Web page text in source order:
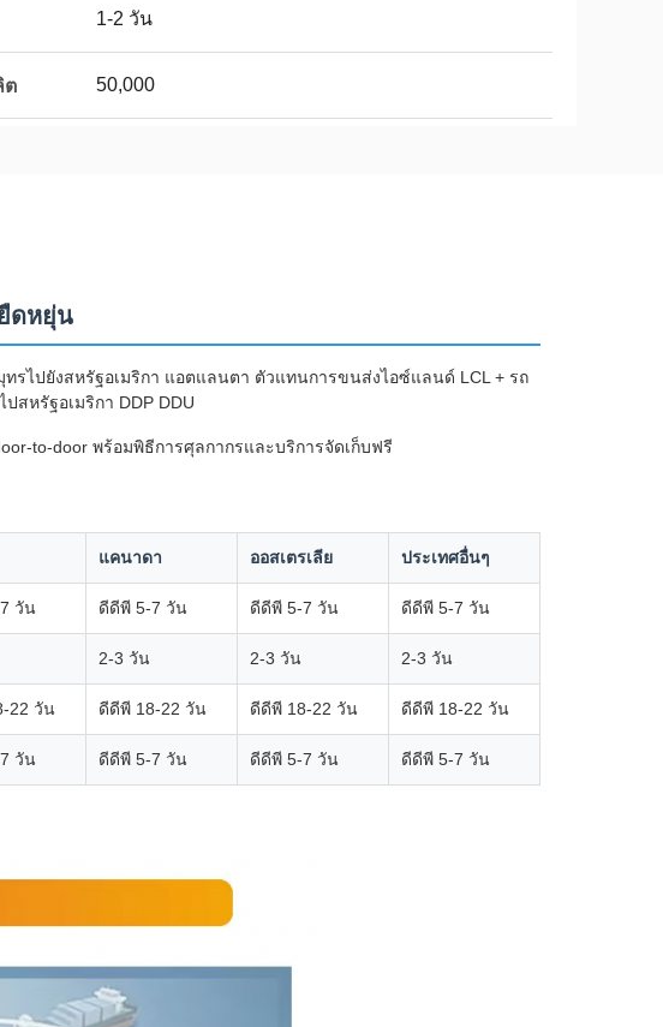
1-2 วัน
ต 50,000
ดหยุ่น
รไปยังสหรัฐอเมริกา แอตแลนตา ตัวแทนการขนส่งไอซ์แลนด์ LCL + รถ
สหรัฐอเมริกา DDP DDU
to-door พร้อมพิธีการศุลกากรและบริการจัดเก็บฟรี
แคนาดา ออสเตรเลีย ประเทศอื่นๆ
วัน ดีดีพี 5-7 วัน ดีดีพี 5-7 วัน ดีดีพี 5-7 วัน
2-3 วัน 2-3 วัน 2-3 วัน
22 วัน ดีดีพี 18-22 วัน ดีดีพี 18-22 วัน ดีดีพี 18-22 วัน
วัน ดีดีพี 5-7 วัน ดีดีพี 5-7 วัน ดีดีพี 5-7 วัน